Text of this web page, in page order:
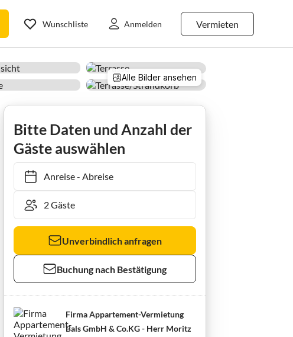
Vermieten
Wunschliste Anmelden
Alle Bilder ansehen
Bitte Daten und Anzahl der
Gäste auswählen
Anreise- Abreise
Unverbindlich anfragen
Buchung nach Bestätigung
Firma Appartement-Vermietung
Bals GmbH & Co.KG - Herr Moritz